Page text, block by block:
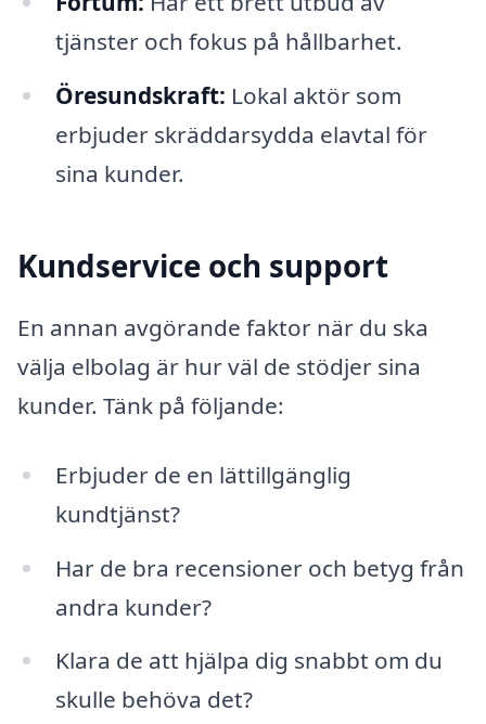
tjänster och fokus på hållbarhet.
Öresundskraft: Lokal aktör som
erbjuder skräddarsydda elavtal för
sina kunder.
Kundservice och support
En annan avgörande faktor när du ska
välja elbolag är hur väl de stödjer sina
kunder. Tänk på följande:
Erbjuder de en lättillgänglig
kundtjänst?
Har de bra recensioner och betyg från
andra kunder?
Klara de att hjälpa dig snabbt om du
skulle behöva det?